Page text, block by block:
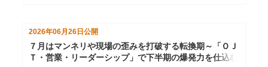
2026年06月26日 公開
７月はマンネリや現場の歪みを打破する転換期～「ＯＪ
Ｔ・営業・リーダーシップ」で下半期の爆発力を仕込む